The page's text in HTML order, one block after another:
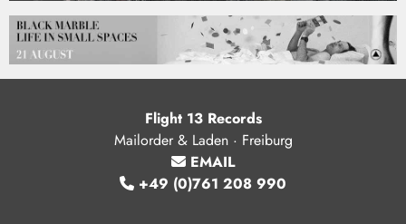
Flight 13 Records
Mailorder & Laden · Freiburg
EMAIL
+49 (0)761 208 990